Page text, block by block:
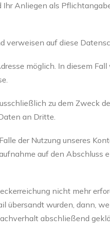
Anliegen als
verweisen auf diese
möglich. In diesem
zu dem Zweck
an Dritte.
der Nutzung unseres
auf den Abschluss
nicht mehr
übersandt wurden, dann,
abschließend